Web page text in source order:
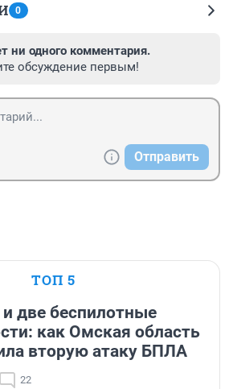
0
ни одного комментария.
обсуждение первым!
Отправить
ТОП 5
две беспилотные
как Омская область
вторую атаку БПЛА
22